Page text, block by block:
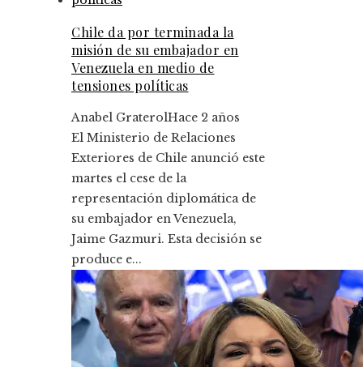
Chile da por terminada la
misión de su embajador en
Venezuela en medio de
tensiones políticas
Anabel GraterolHace 2 años
El Ministerio de Relaciones
Exteriores de Chile anunció este
martes el cese de la
representación diplomática de
su embajador en Venezuela,
Jaime Gazmuri. Esta decisión se
produce e...